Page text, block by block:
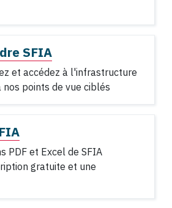
SFIA
et accédez à l'infrastructure
points de vue ciblés
PDF et Excel de SFIA
gratuite et une